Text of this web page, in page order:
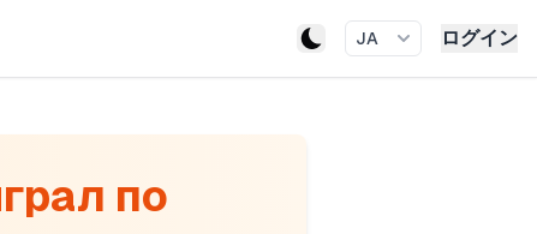
JA ログイン
по